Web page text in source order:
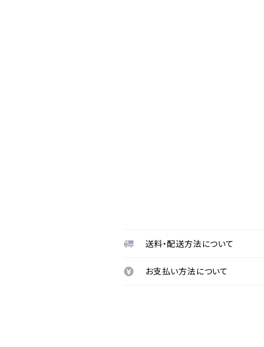
送料・配送方法について
お支払い方法について